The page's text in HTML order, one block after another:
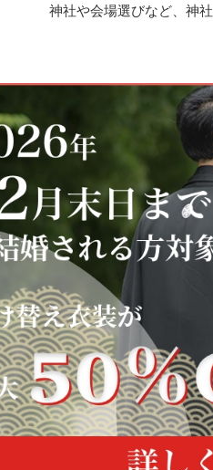
神社や会場選びなど、神